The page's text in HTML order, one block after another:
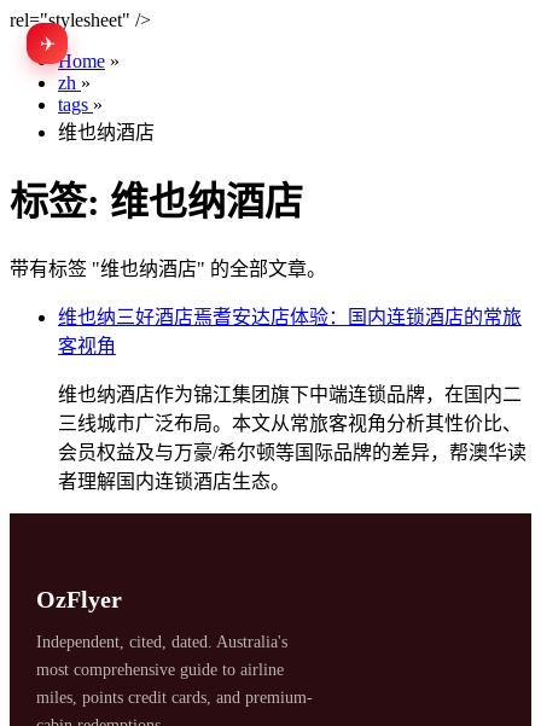
rel="stylesheet" />
✈
Home »
zh »
tags »
维也纳酒店
标签: 维也纳酒店
带有标签 "维也纳酒店" 的全部文章。
维也纳三好酒店焉耆安达店体验：国内连锁酒店的常旅
客视角
维也纳酒店作为锦江集团旗下中端连锁品牌，在国内二
三线城市广泛布局。本文从常旅客视角分析其性价比、
会员权益及与万豪/希尔顿等国际品牌的差异，帮澳华读
者理解国内连锁酒店生态。
OzFlyer
Independent, cited, dated. Australia's
most comprehensive guide to airline
miles, points credit cards, and premium-